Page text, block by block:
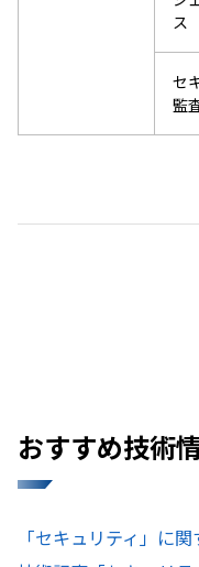
ス
セ
監
おすすめ技術
「セキュリティ」に